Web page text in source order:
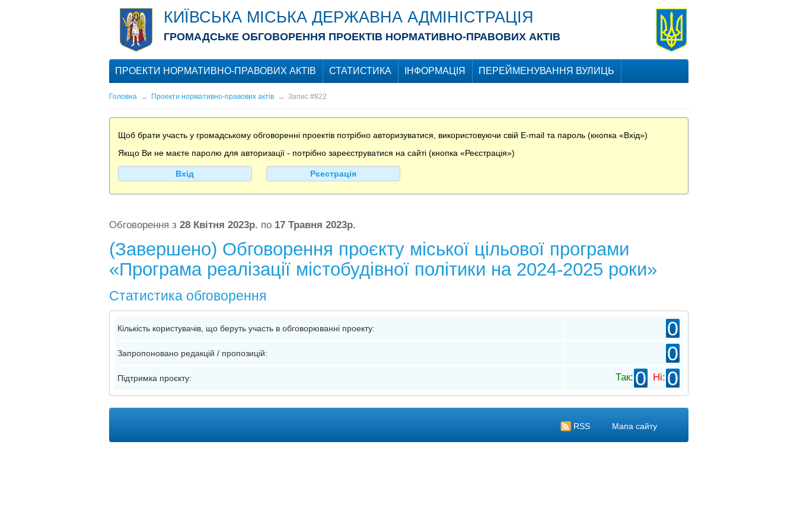
КИЇВСЬКА МІСЬКА ДЕРЖАВНА АДМІНІСТРАЦІЯ
ГРОМАДСЬКЕ ОБГОВОРЕННЯ ПРОЕКТІВ НОРМАТИВНО-ПРАВОВИХ АКТІВ
ПРОЕКТИ НОРМАТИВНО-ПРАВОВИХ АКТІВ СТАТИСТИКА ІНФОРМАЦІЯ ПЕРЕЙМЕНУВАННЯ ВУЛИЦЬ
Головна→ Проекти нормативно-правових актів→ Запис #822
Щоб брати участь у громадському обговоренні проектів потрібно авторизуватися, використовуючи свій E-mail та пароль (кнопка «Вхід»)
Якщо Ви не маєте паролю для авторизації - потрібно зареєструватися на сайті (кнопка «Реєстрація»)
Вхід Рєестрація
Обговорення з 28 Квітня 2023р. по 17 Травня 2023р.
(Завершено) Обговорення проєкту міської цільової програми
«Програма реалізації містобудівної політики на 2024-2025 роки»
Статистика обговорення
Кількість користувачів, що беруть участь в обговорюванні проекту: 0
Запропоновано редакцій / пропозицій: 0
Підтримка проєкту: Так:0 Ні:0
RSS Мапа сайту